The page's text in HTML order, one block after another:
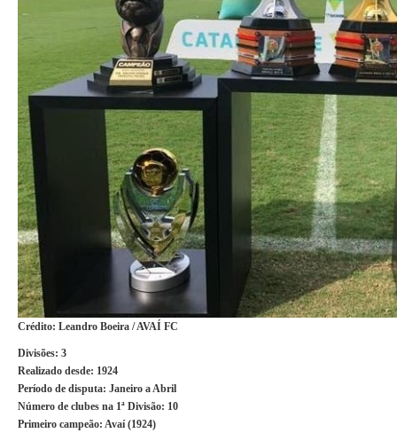
Crédito: Leandro Boeira / AVAÍ FC
Divisões: 3
Realizado desde: 1924
Período de disputa: Janeiro a Abril
Número de clubes na 1ª Divisão: 10
Primeiro campeão: Avaí (1924)